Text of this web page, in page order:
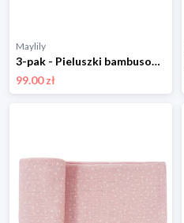
Maylily
3-pak - Pieluszki bambusowe 50x50 - Rajskie ptaszki
99.00 zł